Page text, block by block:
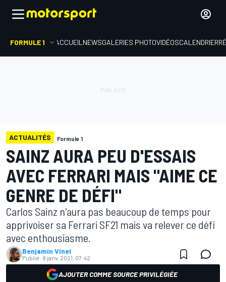
FORMULE 1 ACCUEIL NEWSGALERIES PHOTOVIDÉOSCALENDRIER
ACTUALITÉS Formule 1
SAINZ AURA PEU D'ESSAIS
AVEC FERRARI MAIS "AIME CE
GENRE DE DÉFI"
Carlos Sainz n'aura pas beaucoup de temps pour
apprivoiser sa Ferrari SF21 mais va relever ce défi
avec enthousiasme.
Benjamin Vinel
Publié: 8 janv. 2021, 07:42
AJOUTER COMME SOURCE PRIVILÉGIÉE